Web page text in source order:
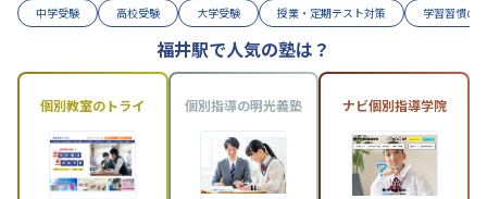
中学受験 高校受験 大学受験 授業・定期テスト対策 学習習慣の
福井駅で人気の塾は？
個別教室のトライ 個別指導の明光義塾 ナビ個別指導学院